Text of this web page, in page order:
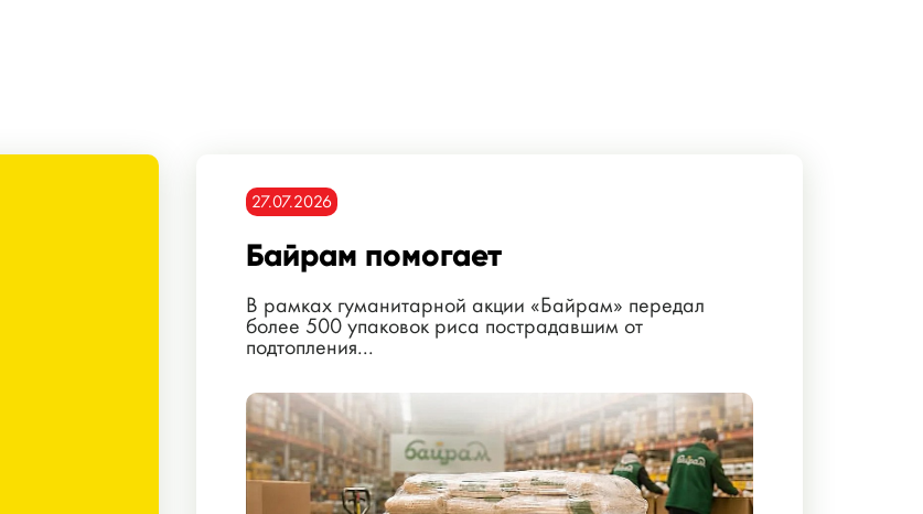
27.07.2026
Байрам помогает
В рамках гуманитарной акции «Байрам» передал
более 500 упаковок риса пострадавшим от
подтопления...